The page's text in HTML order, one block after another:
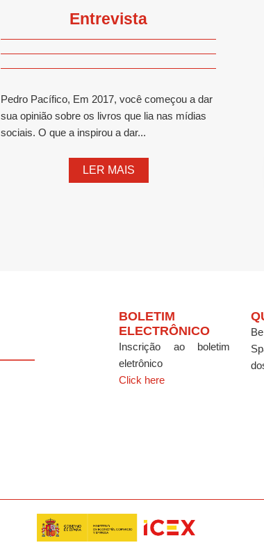
Entrevista
Pedro Pacífico, Em 2017, você começou a dar
sua opinião sobre os livros que lia nas mídias
sociais. O que a inspirou a dar...
LER MAIS
BOLETIM
ELECTRÔNICO
Inscrição ao boletim
eletrônico
Click here